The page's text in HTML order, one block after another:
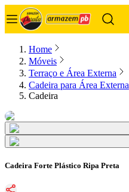
Home
Móveis
Terraço e Área Externa
Cadeira para Área Externa
Cadeira
Cadeira Forte Plástico Ripa Preta